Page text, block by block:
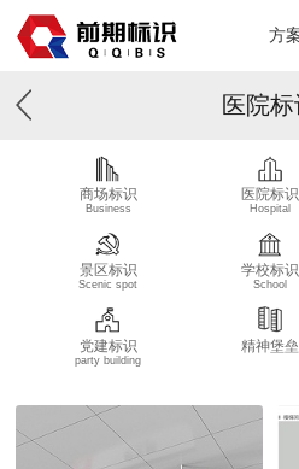
方
医院标
商场标识
Business
医院标识
Hospital
景区标识
Scenic spot
学校标识
School
党建标识
party building
精神堡垒